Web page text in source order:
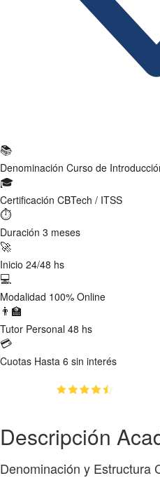
📚
Denominación Curso de
🎓
Certificación CBTech / ITSS
⏱
Duración 3 meses
🚀
Inicio 24/48 hs
💻
Modalidad 100% Online
👨‍🏫
Tutor Personal 48 hs
💳
Cuotas Hasta 6 sin interés
Descripción
Denominación y Estructura